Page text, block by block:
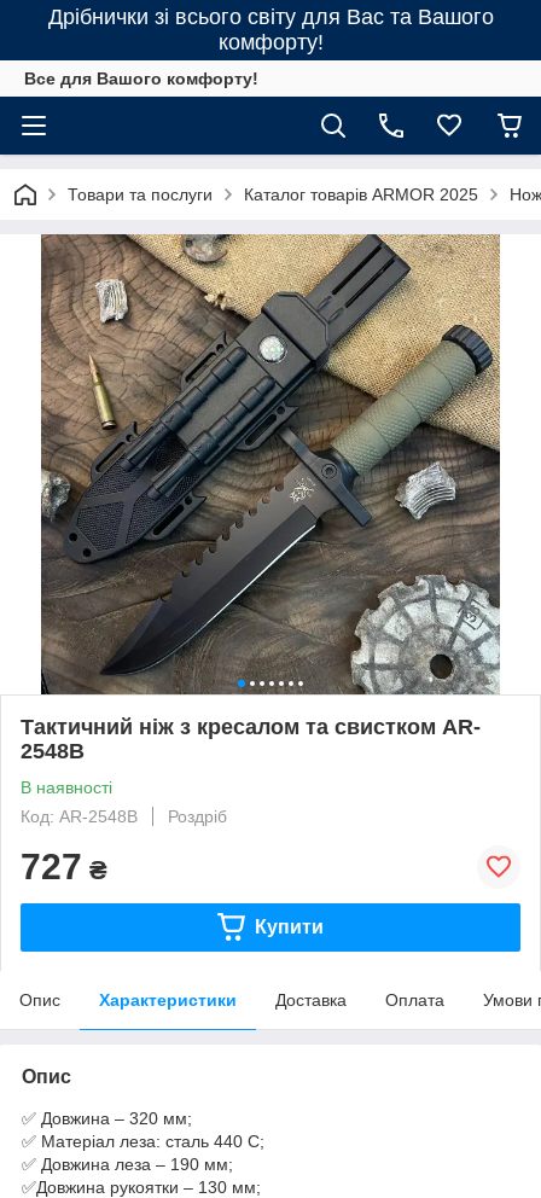
Дрібнички зі всього світу для Вас та Вашого
комфорту!
Все для Вашого комфорту!
Товари та послуги Каталог товарів ARMOR 2025
Тактичний ніж з кресалом та свистком AR-
2548B
В наявності
Код: AR-2548B
Роздріб
727 ₴
Купити
Опис Характеристики Доставка Оплата Умови
Опис
✅ Довжина – 320 мм;
✅ Матеріал леза: сталь 440 C;
✅ Довжина леза – 190 мм;
✅Довжина рукоятки – 130 мм;